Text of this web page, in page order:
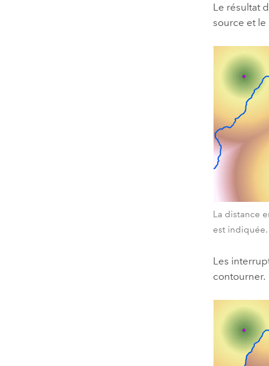
Le résultat
source et
La distance
est indiquée.
Les
contourner.